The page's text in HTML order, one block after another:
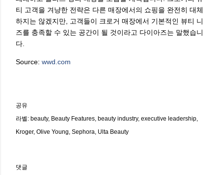
티 고객을 겨냥한 전략은 다른 매장에서의 쇼핑을 완전히 대체
하지는 않겠지만, 고객들이 크로거 매장에서 기본적인 뷰티 니
즈를 충족할 수 있는 공간이 될 것이라고 다이아즈는 말했습니
다.
Source: wwd.com
공유
라벨: beauty Beauty Features beauty industry executive leadership
Kroger Olive Young Sephora Ulta Beauty
댓글